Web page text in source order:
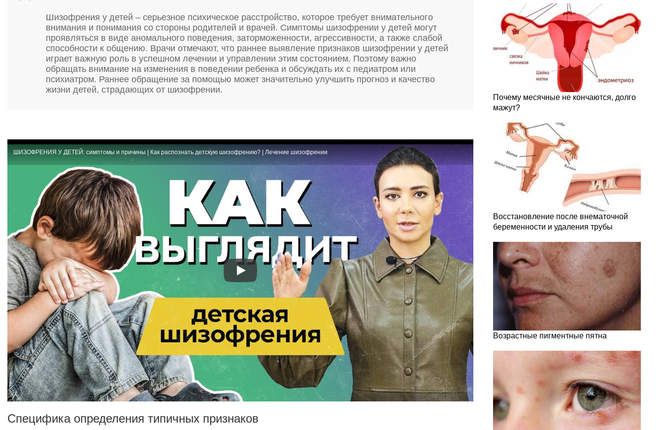
Шизофрения у детей – серьезное психическое расстройство, которое требует внимательного
внимания и понимания со стороны родителей и врачей. Симптомы шизофрении у детей могут
проявляться в виде аномального поведения, заторможенности, агрессивности, а также слабой
способности к общению. Врачи отмечают, что раннее выявление признаков шизофрении у детей
играет важную роль в успешном лечении и управлении этим состоянием. Поэтому важно
обращать внимание на изменения в поведении ребенка и обсуждать их с педиатром или
психиатром. Раннее обращение за помощью может значительно улучшить прогноз и качество
жизни детей, страдающих от шизофрении.
ШИЗОФРЕНИЯ У ДЕТЕЙ: симптомы и причины | Как распознать детскую шизофрению? | Лечение шизофрении
Специфика определения типичных признаков
Почему месячные не кончаются, долго
мажут?
Восстановление после внематочной
беременности и удаления трубы
Возрастные пигментные пятна